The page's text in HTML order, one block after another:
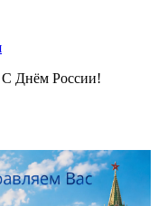
С Днём России!